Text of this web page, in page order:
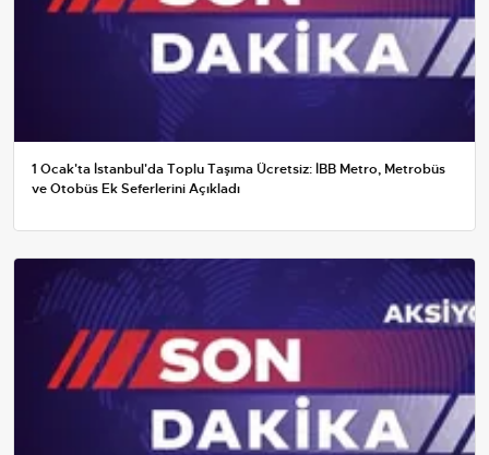
1 Ocak'ta İstanbul'da Toplu Taşıma Ücretsiz: İBB Metro, Metrobüs
ve Otobüs Ek Seferlerini Açıkladı